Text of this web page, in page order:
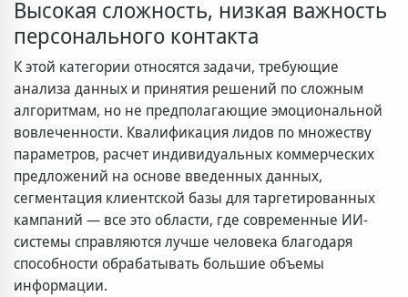
Высокая сложность, низкая важность
персонального контакта
К этой категории относятся задачи, требующие
анализа данных и принятия решений по сложным
алгоритмам, но не предполагающие эмоциональной
вовлеченности. Квалификация лидов по множеству
параметров, расчет индивидуальных коммерческих
предложений на основе введенных данных,
сегментация клиентской базы для таргетированных
кампаний — все это области, где современные ИИ-
системы справляются лучше человека благодаря
способности обрабатывать большие объемы
информации.